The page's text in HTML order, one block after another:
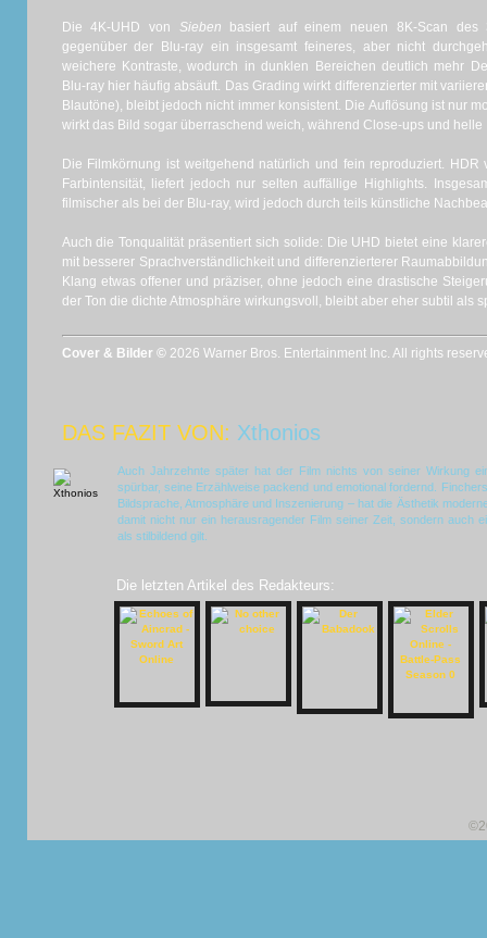
Die 4K‑UHD von Sieben basiert auf einem neuen 8K‑Scan des
gegenüber der Blu‑ray ein insgesamt feineres, aber nicht
weichere Kontraste, wodurch in dunklen Bereichen deutlich mehr
Blu‑ray hier häufig absäuft. Das Grading wirkt differenzierter mit
Blautöne), bleibt jedoch nicht immer konsistent. Die Auflösung ist nur
wirkt das Bild sogar überraschend weich, während Close-ups und
Die Filmkörnung ist weitgehend natürlich und fein reproduziert.
Farbintensität, liefert jedoch nur selten auffällige Highlights.
filmischer als bei der Blu‑ray, wird jedoch durch teils künstliche
Auch die Tonqualität präsentiert sich solide: Die UHD bietet eine
mit besserer Sprachverständlichkeit und differenzierterer
Klang etwas offener und präziser, ohne jedoch eine drastische
der Ton die dichte Atmosphäre wirkungsvoll, bleibt aber eher subtil als
Cover & Bilder © 2026 Warner Bros. Entertainment Inc. All rights
DAS FAZIT VON: Xthonios
Auch Jahrzehnte später hat der Film nichts von seiner Wirkung
spürbar, seine Erzählweise packend und emotional fordernd.
Bildsprache, Atmosphäre und Inszenierung – hat die Ästhetik
damit nicht nur ein herausragender Film seiner Zeit, sondern auch
als stilbildend gilt.
Die letzten Artikel des Redakteurs: